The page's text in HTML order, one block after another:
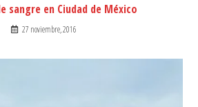
sangre en Ciudad de México
27 noviembre, 2016